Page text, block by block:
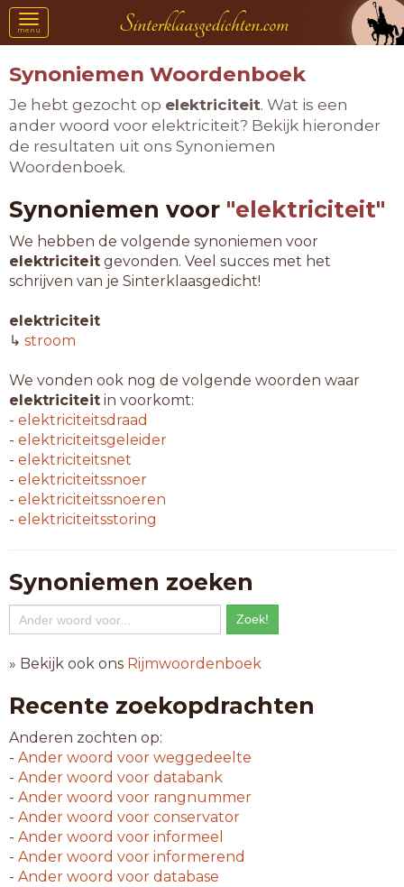
Toggle
navigation
menu
Synoniemen Woordenboek
Je hebt gezocht op elektriciteit. Wat is een
ander woord voor elektriciteit? Bekijk hieronder
de resultaten uit ons Synoniemen
Woordenboek.
Synoniemen voor "elektriciteit"
We hebben de volgende synoniemen voor
elektriciteit gevonden. Veel succes met het
schrijven van je Sinterklaasgedicht!
elektriciteit
↳ stroom
We vonden ook nog de volgende woorden waar
elektriciteit in voorkomt:
- elektriciteitsdraad
- elektriciteitsgeleider
- elektriciteitsnet
- elektriciteitssnoer
- elektriciteitssnoeren
- elektriciteitsstoring
Synoniemen zoeken
» Bekijk ook ons Rijmwoordenboek
Recente zoekopdrachten
Anderen zochten op:
- Ander woord voor weggedeelte
- Ander woord voor databank
- Ander woord voor rangnummer
- Ander woord voor conservator
- Ander woord voor informeel
- Ander woord voor informerend
- Ander woord voor database